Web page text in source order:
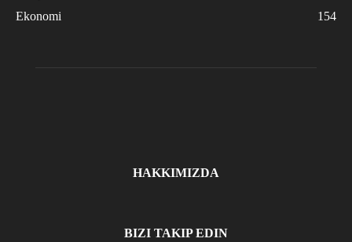
Ekonomi
154
HAKKIMIZDA
BIZI TAKIP EDIN